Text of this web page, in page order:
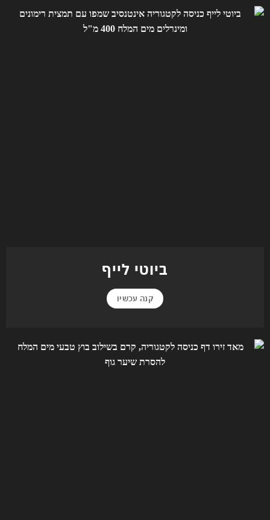
ביוטי לייף
קנה עכשיו